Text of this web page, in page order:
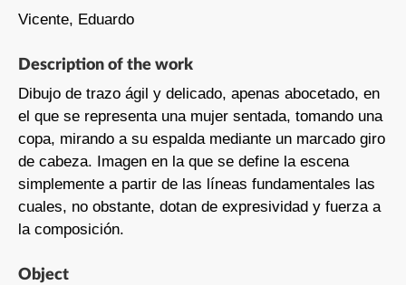
Vicente, Eduardo
Description of the work
Dibujo de trazo ágil y delicado, apenas abocetado, en
el que se representa una mujer sentada, tomando una
copa, mirando a su espalda mediante un marcado giro
de cabeza. Imagen en la que se define la escena
simplemente a partir de las líneas fundamentales las
cuales, no obstante, dotan de expresividad y fuerza a
la composición.
Object